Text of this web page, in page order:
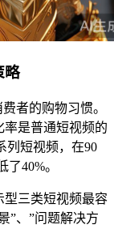
略
者的购物习惯。
是普通短视频的
列短视频，在90
40%。
型三类短视频最容
”、”问题解决方